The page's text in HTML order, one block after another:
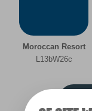
Moroccan Resort
L13bW26c